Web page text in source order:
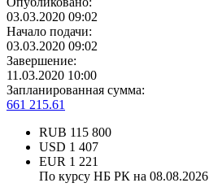
03.03.2020 09:02
Начало подачи:
03.03.2020 09:02
Завершение:
11.03.2020 10:00
Запланированная сумма:
661 215.61
RUB 115 800
USD 1 407
EUR 1 221
По курсу НБ РК на 08.08.2026